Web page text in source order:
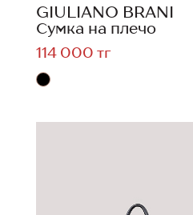
GIULIANO BRANI
Сумка на плечо
114 000 тг